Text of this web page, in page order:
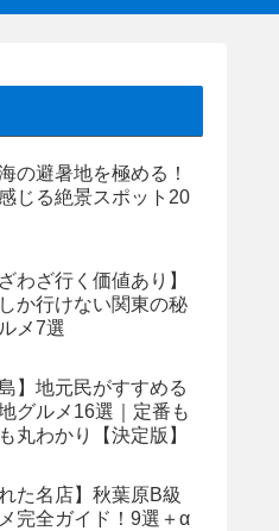
海の避暑地を極める！
じる絶景スポット20
ざわざ行く価値あり】
か行けない関東の秘
メ7選
島】地元民がすすめる
グルメ16選｜定番も
丸わかり【決定版】
れた名店】秋葉原B級
完全ガイド！9選＋α